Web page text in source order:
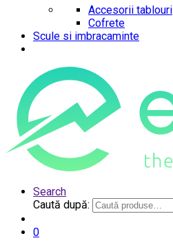
Accesorii tablouri
Cofrete
Scule si imbracaminte
Search
Caută după:
0